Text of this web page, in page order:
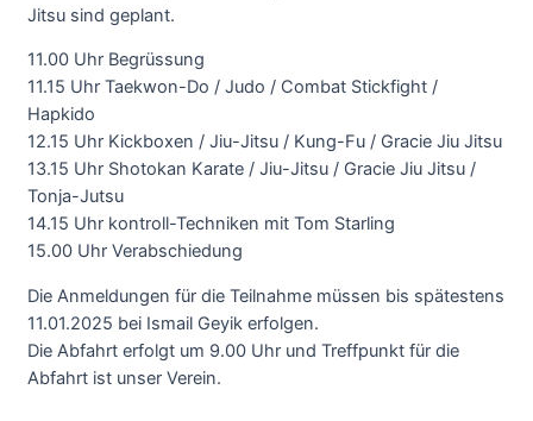
Jitsu sind geplant.
11.00 Uhr Begrüssung
11.15 Uhr Taekwon-Do / Judo / Combat Stickfight /
Hapkido
12.15 Uhr Kickboxen / Jiu-Jitsu / Kung-Fu / Gracie Jiu Jitsu
13.15 Uhr Shotokan Karate / Jiu-Jitsu / Gracie Jiu Jitsu /
Tonja-Jutsu
14.15 Uhr kontroll-Techniken mit Tom Starling
15.00 Uhr Verabschiedung
Die Anmeldungen für die Teilnahme müssen bis spätestens
11.01.2025 bei Ismail Geyik erfolgen.
Die Abfahrt erfolgt um 9.00 Uhr und Treffpunkt für die
Abfahrt ist unser Verein.